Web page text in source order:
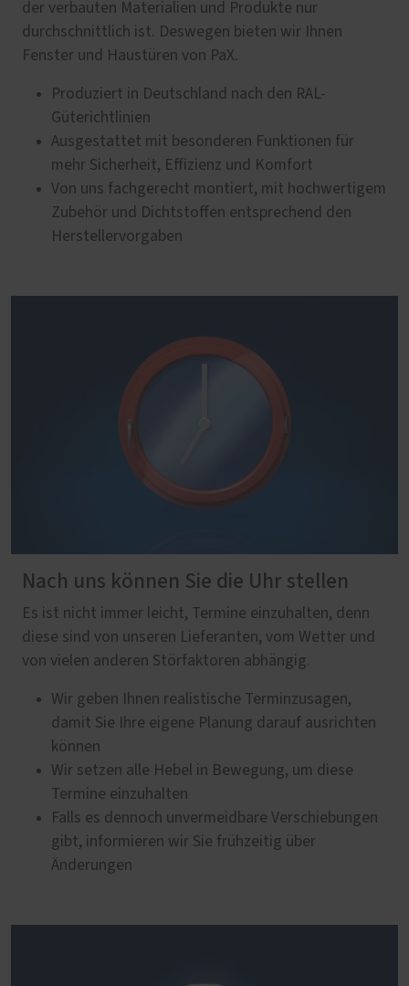
der verbauten Materialien und Produkte nur
durchschnittlich ist. Deswegen bieten wir Ihnen
Fenster und Haustüren von PaX.
Produziert in Deutschland nach den RAL-
Güterichtlinien
Ausgestattet mit besonderen Funktionen für
mehr Sicherheit, Effizienz und Komfort
Von uns fachgerecht montiert, mit hochwertigem
Zubehör und Dichtstoffen entsprechend den
Herstellervorgaben
Nach uns können Sie die Uhr stellen
Es ist nicht immer leicht, Termine einzuhalten, denn
diese sind von unseren Lieferanten, vom Wetter und
von vielen anderen Störfaktoren abhängig.
Wir geben Ihnen realistische Terminzusagen,
damit Sie Ihre eigene Planung darauf ausrichten
können
Wir setzen alle Hebel in Bewegung, um diese
Termine einzuhalten
Falls es dennoch unvermeidbare Verschiebungen
gibt, informieren wir Sie frühzeitig über
Änderungen